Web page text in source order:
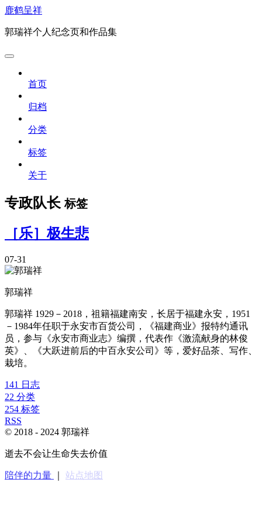
鹿鹤呈祥
郭瑞祥个人纪念页和作品集
首页
归档
分类
标签
关于
专政队长标签
［乐］极生悲
07-31
郭瑞祥
郭瑞祥 1929－2018，祖籍福建南安，长居于福建永安，1951
－1984年任职于永安市百货公司，《福建商业》报特约通讯
员，参与《永安市商业志》编撰，代表作《激流献身的林俊
英》、《大跃进前后的中百永安公司》等，爱好品茶、写作、
栽培。
141 日志
22 分类
254 标签
RSS
© 2018 - 2024 郭瑞祥
逝去不会让生命失去价值
陪伴的力量 站点地图